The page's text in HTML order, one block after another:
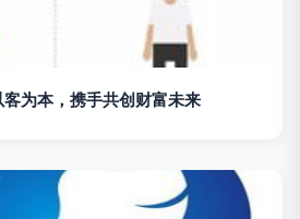
为本，携手共创财富未来